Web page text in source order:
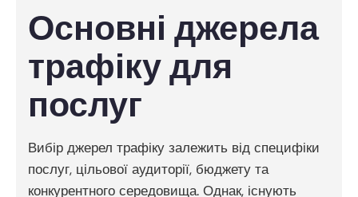
Основні джерела
трафіку для
послуг
Вибір джерел трафіку залежить від специфіки
послуг, цільової аудиторії, бюджету та
конкурентного середовища. Однак, існують